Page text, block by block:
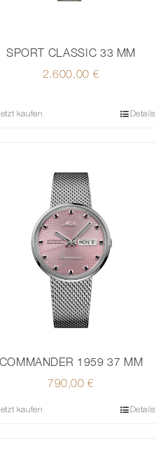
SPORT CLASSIC 33 MM
2.600,00 €
kaufen Details
COMMANDER 1959 37 MM
790,00€
kaufen Details